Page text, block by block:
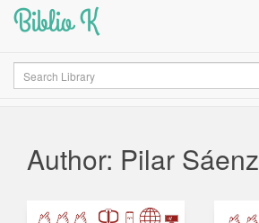
Biblio K
Search
Author: Pilar Sáenz